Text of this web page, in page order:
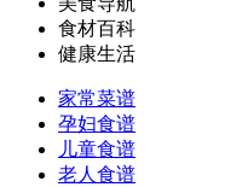
食材百科
健康生活
家常菜谱
孕妇食谱
儿童食谱
老人食谱